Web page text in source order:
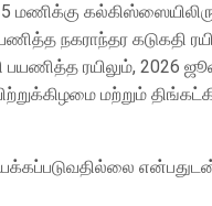
நகராந்தர கடுகதி
ரயிலும், 2026
மற்றும்